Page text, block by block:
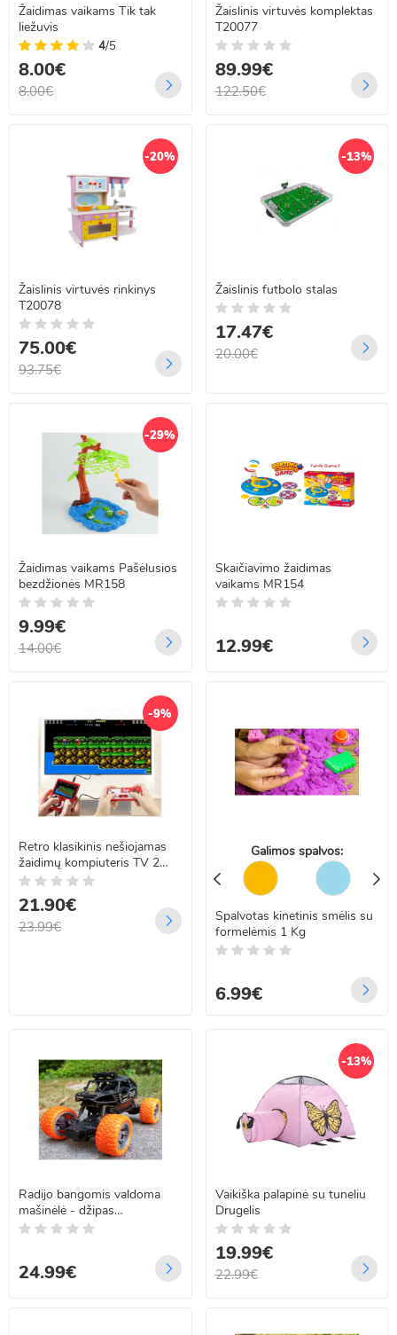
Žaidimas vaikams Tik tak
liežuvis
4/5
8.00€
8.00€
Žaislinis virtuvės komplektas
T20077
89.99€
122.50€
-20%
Žaislinis virtuvės rinkinys
T20078
75.00€
93.75€
-13%
Žaislinis futbolo stalas
17.47€
20.00€
-29%
Žaidimas vaikams Pašėlusios
bezdžionės MR158
9.99€
14.00€
Skaičiavimo žaidimas
vaikams MR154
12.99€
-9%
Retro klasikinis nešiojamas
žaidimų kompiuteris TV 2
Players
21.90€
23.99€
Galimos spalvos:
Spalvotas kinetinis smėlis su
formelėmis 1 Kg
6.99€
Radijo bangomis valdoma
mašinėlė - džipas
MANIACAL
24.99€
-13%
Vaikiška palapinė su tuneliu
Drugelis
19.99€
22.99€